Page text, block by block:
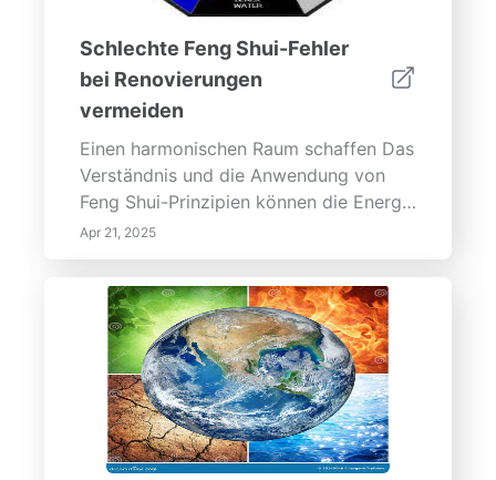
Schlechte Feng Shui-Fehler
bei Renovierungen
vermeiden
Einen harmonischen Raum schaffen Das
Verständnis und die Anwendung von
Feng Shui-Prinzipien können die Energie
und das allgemeine Wohlbefinden Ihres
Hauses dramatisch verbessern. Durch
das Vermeiden häufiger Fehler, das
Umarmen natürlicher Elemente und das
Einholen von Expertenrat können Sie
eine ruhige und positive Umgebung
schaffen, die Ihren Lebensstil
unterstützt. Beginnen Sie mit Vertrauen
Ihre Renovierungsreise und wissen Sie,
dass Sie einen Raum schaffen, der
Apr 21, 2025